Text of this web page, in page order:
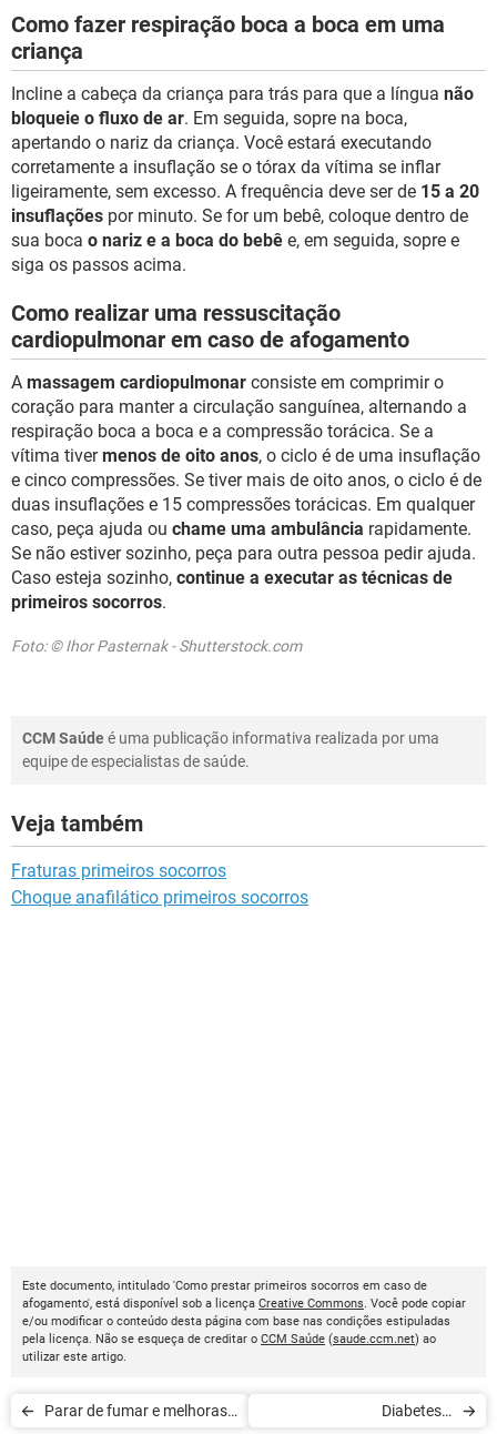
Como fazer respiração boca a boca em uma
criança
Incline a cabeça da criança para trás para que a língua não
bloqueie o fluxo de ar. Em seguida, sopre na boca,
apertando o nariz da criança. Você estará executando
corretamente a insuflação se o tórax da vítima se inflar
ligeiramente, sem excesso. A frequência deve ser de 15 a 20
insuflações por minuto. Se for um bebê, coloque dentro de
sua boca o nariz e a boca do bebê e, em seguida, sopre e
siga os passos acima.
Como realizar uma ressuscitação
cardiopulmonar em caso de afogamento
A massagem cardiopulmonar consiste em comprimir o
coração para manter a circulação sanguínea, alternando a
respiração boca a boca e a compressão torácica. Se a
vítima tivermenos de oito anos, o ciclo é de uma insuflação
e cinco compressões. Se tiver mais de oito anos, o ciclo é de
duas insuflações e 15 compressões torácicas. Em qualquer
caso, peça ajuda ou chame uma ambulância rapidamente.
Se não estiver sozinho, peça para outra pessoa pedir ajuda.
Caso esteja sozinho, continue a executar as técnicas de
primeiros socorros.
Foto: © Ihor Pasternak - Shutterstock.com
CCM Saúdeé uma publicação informativa realizada por uma
equipe de especialistas de saúde.
Veja também
Fraturas primeiros socorros
Choque anafilático primeiros socorros
Este documento, intitulado 'Como prestar primeiros socorros em caso de
afogamento', está disponível sob a licença Creative Commons. Você pode copiar
e/ou modificar o conteúdo desta página com base nas condições estipuladas
pela licença. Não se esqueça de creditar o CCM Saúde (saude.ccm.net) ao
utilizar este artigo.
Parar de fumar e melhoras Diabetes e